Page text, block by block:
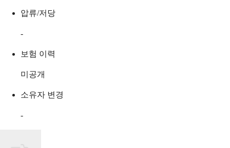
압류/저당
-
보험 이력
미공개
소유자 변경
-